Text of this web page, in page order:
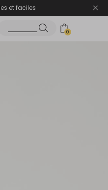
et faciles
0